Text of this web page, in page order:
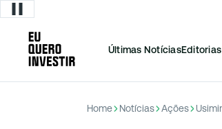
Últimas NotíciasEditorias
Home Notícias Ações